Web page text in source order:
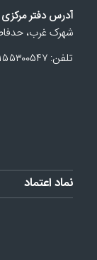
آدرس دفتر
شهرک غرب،
تلفن: ۰۹۱۵۵۳۰۰۵۴۷ و ۰۹۱۵۵۳۰۰۵۴۸
نماد اعتماد